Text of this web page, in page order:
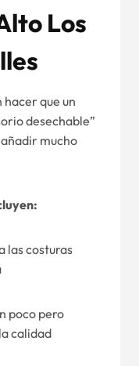
Los
hacer que un
desechable”
mucho
las costuras
poco pero
calidad